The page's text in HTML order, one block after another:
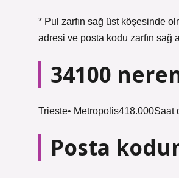
* Pul zarfın sağ üst köşesinde
adresi ve posta kodu zarfın sağ
34100
Trieste•
Posta